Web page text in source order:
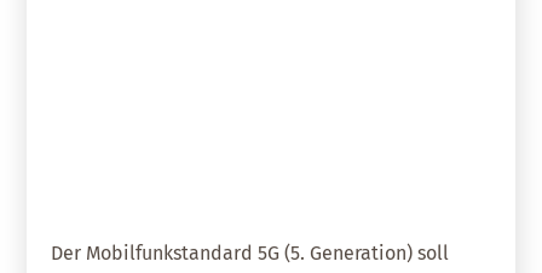
Der Mobilfunkstandard 5G (5. Generation) soll